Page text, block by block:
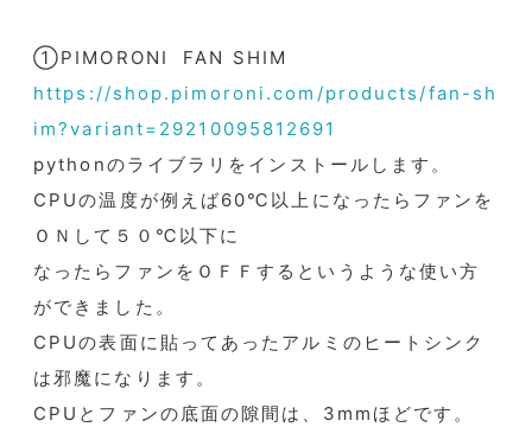
①PIMORONI FAN SHIM
https://shop.pimoroni.com/products/fan-sh
im?variant=29210095812691
pythonのライブラリをインストールします。
CPUの温度が例えば60℃以上になったらファンを
ＯＮして５０℃以下に
なったらファンをＯＦＦするというような使い方
ができました。
CPUの表面に貼ってあったアルミのヒートシンク
は邪魔になります。
CPUとファンの底面の隙間は、3mmほどです。